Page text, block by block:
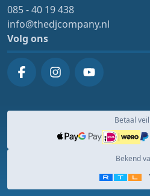
085 - 40 19 438
info@thedjcompany.nl
Volg ons
Betaal
Bekend